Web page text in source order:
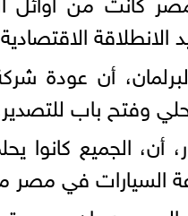
الانطلاقة
أن عودة
وفتح باب
أن، الجميع كانوا
السيارات في